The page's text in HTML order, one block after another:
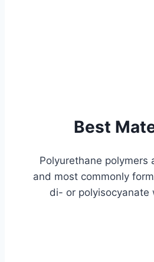
Best
Polyurethane polymers
and most commonly
di- or polyisocyanate